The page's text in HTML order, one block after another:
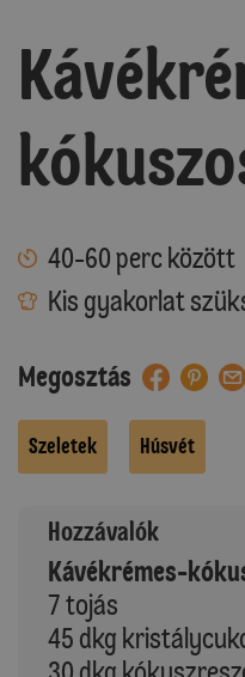
40-60 perc között
Kis gyakorlat
Megosztás
Szeletek Húsvét
Hozzávalók
Kávékrémes-
7 tojás
45 dkg